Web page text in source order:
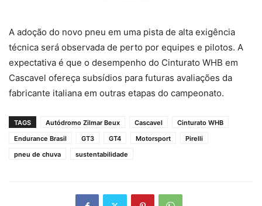
A adoção do novo pneu em uma pista de alta exigência
técnica será observada de perto por equipes e pilotos. A
expectativa é que o desempenho do Cinturato WHB em
Cascavel ofereça subsídios para futuras avaliações da
fabricante italiana em outras etapas do campeonato.
TAGS Autódromo Zilmar Beux Cascavel
Cinturato WHB
Endurance Brasil
GT3 GT4 Motorsport
Pirelli
pneu de chuva
sustentabilidade